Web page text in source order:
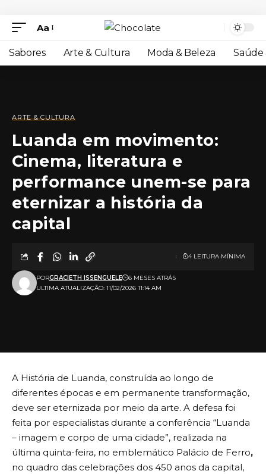
Aa
Sabores Arte & Cultura Moda & Beleza Saúde
ARTE & CULTURA
Luanda em movimento:
Cinema, literatura e
performance unem-se para
eternizar a história da
capital
ULTIMA ATUALIZAÇÃO: 11/02/2026 11:14 AM
PORGRACIETH ISSENGUELE 6 MESES ATRÁS
4 LEITURA MÍNIMA
A História de Luanda, construída ao longo de
diferentes épocas e em permanente transformação,
deve ser eternizada por meio da arte. A defesa foi
feita por especialistas durante a conferência “Luanda
– imagem e corpo de uma cidade”, realizada na
última quinta-feira, no emblemático Palácio de Ferro,
no quadro das celebrações dos 450 anos da capital,